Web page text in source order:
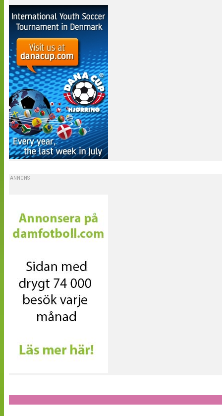
ANNONS